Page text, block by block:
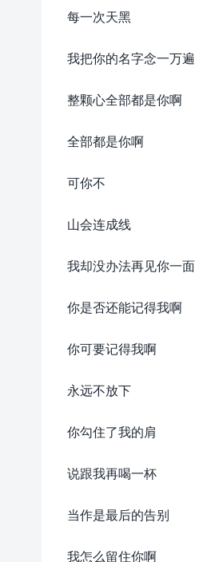
每一次天黑
我把你的名字念一万遍
整颗心全部都是你啊
全部都是你啊
可你不
山会连成线
我却没办法再见你一面
你是否还能记得我啊
你可要记得我啊
永远不放下
你勾住了我的肩
说跟我再喝一杯
当作是最后的告别
我怎么留住你啊